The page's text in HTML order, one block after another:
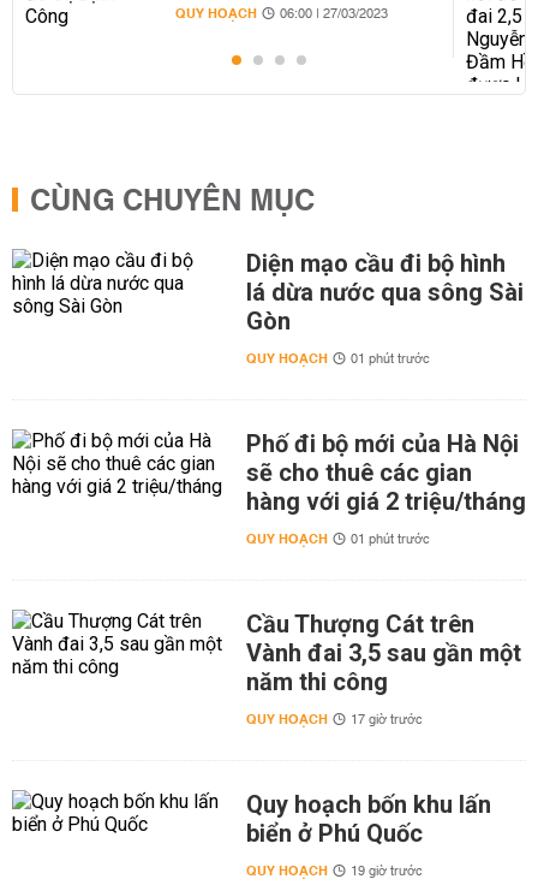
QUY HOẠCH 06:00 | 27/03/2023
CÙNG CHUYÊN MỤC
Diện mạo cầu đi bộ hình
lá dừa nước qua sông Sài
Gòn
QUY HOẠCH 01 phút trước
Phố đi bộ mới của Hà Nội
sẽ cho thuê các gian
hàng với giá 2 triệu/tháng
QUY HOẠCH 01 phút trước
Cầu Thượng Cát trên
Vành đai 3,5 sau gần một
năm thi công
QUY HOẠCH 17 giờ trước
Quy hoạch bốn khu lấn
biển ở Phú Quốc
QUY HOẠCH 19 giờ trước